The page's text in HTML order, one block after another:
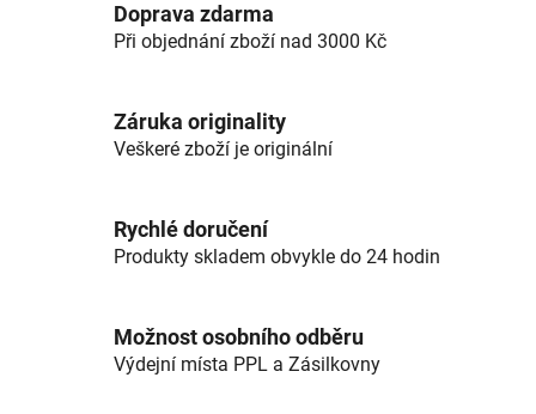
Doprava zdarma
Při objednání zboží nad 3000 Kč
Záruka originality
Veškeré zboží je originální
Rychlé doručení
Produkty skladem obvykle do 24 hodin
Možnost osobního odběru
Výdejní místa PPL a Zásilkovny